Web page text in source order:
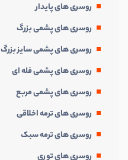
روسری های پایدار
روسری های پشمی بزرگ
روسری های پشمی سایز بزرگ
روسری های پشمی فله ای
روسری های پشمی مربع
روسری های ترمه اخلاقی
روسری های ترمه سبک
روسری های توری